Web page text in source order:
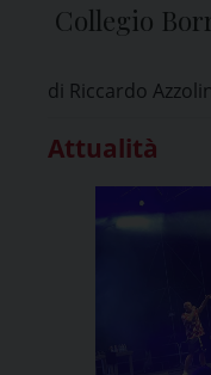
Collegio
di Riccardo Azzolini
Attualità